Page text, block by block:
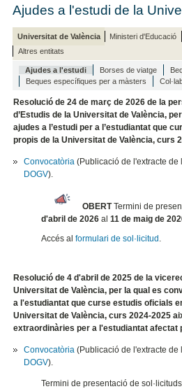
Ajudes a l'estudi de la
Universitat de València Ministeri d'Educació
Altres entitats
Ajudes a l'estudi Borses de viatge
Beques específiques per a màsters
Resolució de 24 de març de 2026 de la
d’Estudis de la Universitat de València,
ajudes a l’estudi per a l’estudiantat que
propis de la Universitat de València, curs
Convocatòria (Publicació de l'extracte
DOGV).
OBERTTermini de
d'abril de 2026al11 de maig de
Accés alformulari de sol·licitud .
Resolució de 4 d'abril de 2025 de la
Universitat de València, per la qual es
a l'estudiantat que curse estudis oficials
Universitat de València, curs 2024-2025
extraordinàries per a l'estudiantat afectat
Convocatòria (Publicació de l'extracte
DOGV).
Termini de presentació de